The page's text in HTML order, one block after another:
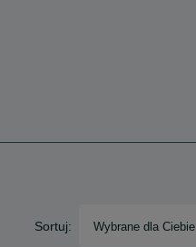
Sortuj: Wybrane dla Ciebie